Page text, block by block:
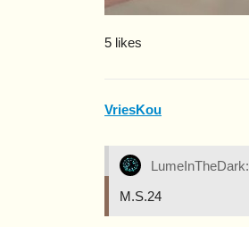
5 likes
VriesKou
LumeInTheDark:
M.S.24